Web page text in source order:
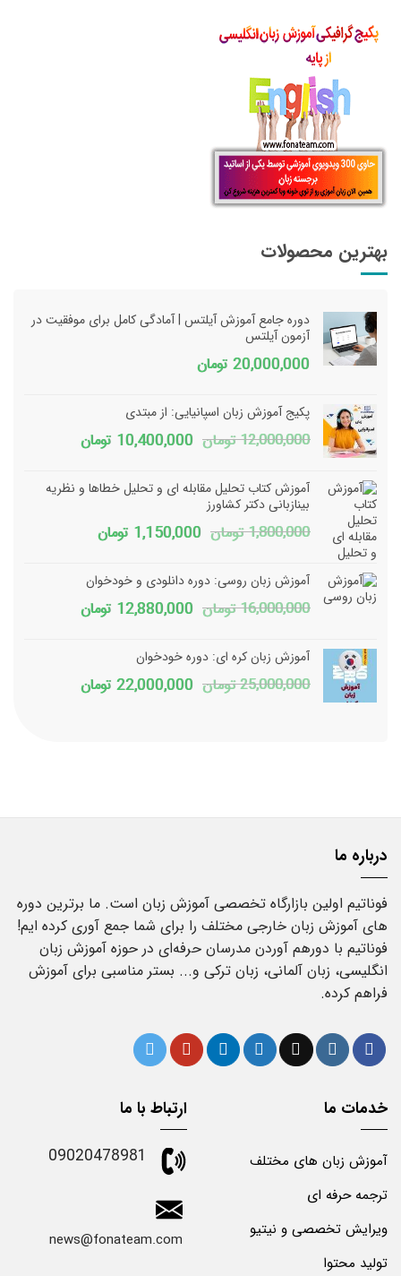
بهترین محصولات
دوره جامع آموزش آیلتس | آمادگی کامل برای موفقیت در
آزمون آیلتس
20,000,000 تومان
پکیج آموزش زبان اسپانیایی: از مبتدی
12,000,000 تومان قیمت
12,000,000 تومان
بود.
10,400,000 تومانقیمت
آموزش کتاب تحلیل مقابله ای و تحلیل خطاها و نظریه
بینازبانی دکتر کشاورز
1,800,000 تومان قیمت
1,800,000 تومان
1,150,000 تومانقیمت
آموزش زبان روسی: دوره دانلودی و خودخوان
16,000,000 تومان قیمت
12,880,000 تومانقیمت
آموزش زبان کره ای: دوره خودخوان
25,000,000 تومان قیمت
22,000,000 تومانقیمت
درباره ما
فوناتیم اولین بازارگاه تخصصی آموزش زبان است. ما برترین دوره
های آموزش زبان خارجی مختلف را برای شما جمع آوری کرده ایم!
فوناتیم با دورهم آوردن مدرسان حرفه‌ای در حوزه آموزش زبان
انگلیسی، زبان آلمانی، زبان ترکی و... بستر مناسبی برای آموزش
فراهم کرده.
خدمات ما
آموزش زبان های مختلف
ترجمه حرفه ای
ویرایش تخصصی و نیتیو
تولید محتوا
ارتباط با ما
09020478981
news@fonateam.com